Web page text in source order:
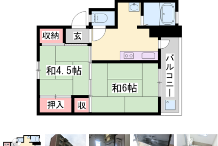
ペットOK物件
保証人不要物件
◆新築物件の新設備で快適♪◆
路線·駅から探す
地域から探す